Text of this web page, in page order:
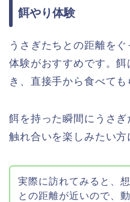
餌やり体験
うさぎたちとの距離を
体験がおすすめです。餌
き、直接手から食べても
餌を持った瞬間にうさぎ
触れ合いを楽しみたい方
実際に訪れてみると、
との距離が近いので、